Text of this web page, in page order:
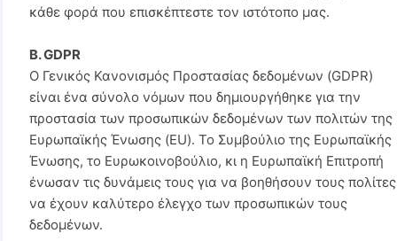
κάθε φορά που επισκέπτεστε τον ιστότοπο μας.
B. GDPR
Ο Γενικός Κανονισμός Προστασίας δεδομένων (GDPR)
είναι ένα σύνολο νόμων που δημιουργήθηκε για την
προστασία των προσωπικών δεδομένων των πολιτών της
Ευρωπαϊκής Ένωσης (EU). Το Συμβούλιο της Ευρωπαϊκής
Ένωσης, το Ευρωκοινοβούλιο, κι η Ευρωπαϊκή Επιτροπή
ένωσαν τις δυνάμεις τους για να βοηθήσουν τους πολίτες
να έχουν καλύτερο έλεγχο των προσωπικών τους
δεδομένων.